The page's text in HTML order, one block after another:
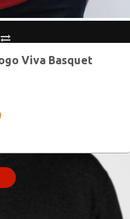
/ M USA XG MEX / G USA
Viva Basquet